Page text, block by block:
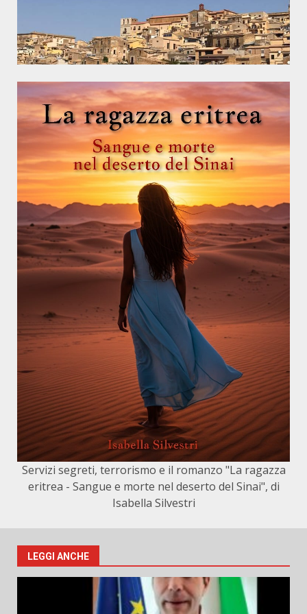
Servizi segreti, terrorismo e il romanzo "La ragazza
eritrea - Sangue e morte nel deserto del Sinai", di
Isabella Silvestri
LEGGI ANCHE